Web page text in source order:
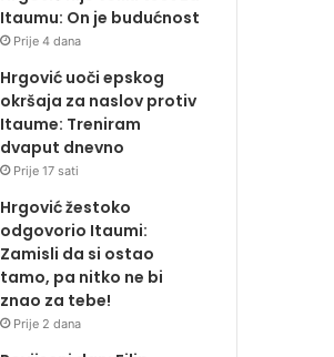
Itaumu: On je budućnost
Prije 4 dana
Hrgović uoči epskog
okršaja za naslov protiv
Itaume: Treniram
dvaput dnevno
Prije 17 sati
Hrgović žestoko
odgovorio Itaumi:
Zamisli da si ostao
tamo, pa nitko ne bi
znao za tebe!
Prije 2 dana